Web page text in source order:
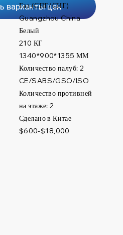
варианты цен
Газ (СПГ/СНГ)
Белый
1340*900*1355 ММ
CE/SABS/GSO/ISO
Сделано в Китае
Guangzhou China
210 КГ
Количество палуб: 2
Количество противней
на этаже: 2
$600-$18,000